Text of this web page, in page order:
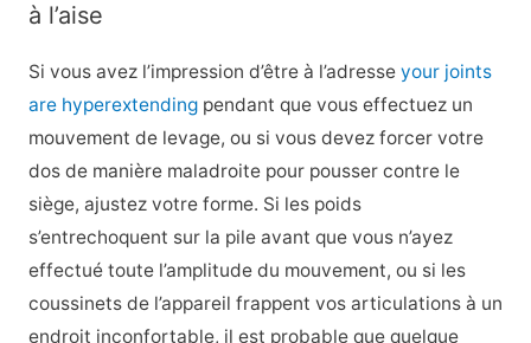
à l’aise
Si vous avez l’impression d’être à l’adresse your joints
are hyperextendingpendant que vous effectuez un
mouvement de levage, ou si vous devez forcer votre
dos de manière maladroite pour pousser contre le
siège, ajustez votre forme. Si les poids
s’entrechoquent sur la pile avant que vous n’ayez
effectué toute l’amplitude du mouvement, ou si les
coussinets de l’appareil frappent vos articulations à un
endroit inconfortable, il est probable que quelque